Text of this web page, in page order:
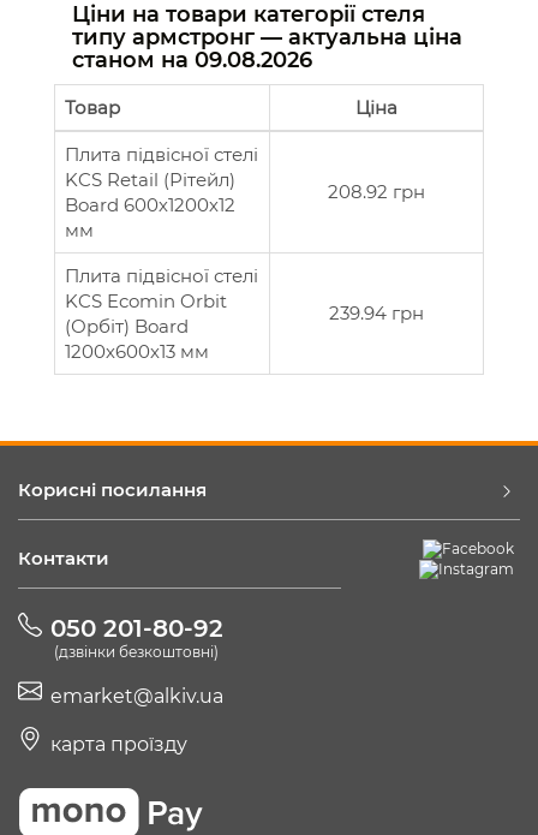
Ціни на товари категорії стеля
типу армстронг — актуальна ціна
станом на 09.08.2026
Товар Ціна
Плита підвісної стелі
KCS Retail (Рітейл)
Board 600х1200х12
мм
208.92 грн
Плита підвісної стелі
KCS Ecomin Orbit
(Орбіт) Board
1200х600х13 мм
239.94 грн
Корисні посилання
Контакти
050 201-80-92
(дзвінки безкоштовні)
emarket@alkiv.ua
карта проїзду